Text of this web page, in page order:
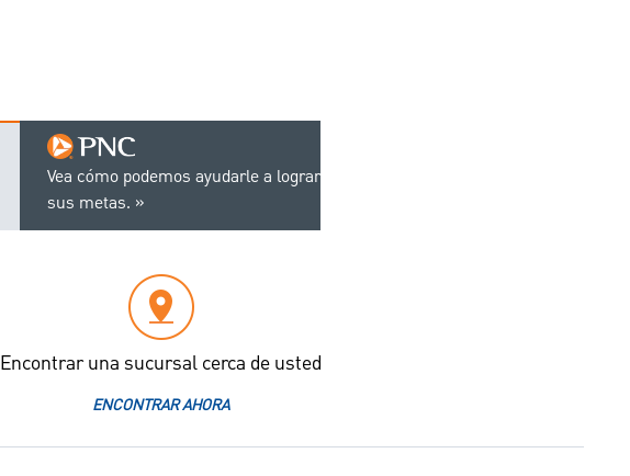
Vea cómo podemos ayudarle a lograr
sus metas.
Encontrar una sucursal cerca de usted
ENCONTRAR AHORA